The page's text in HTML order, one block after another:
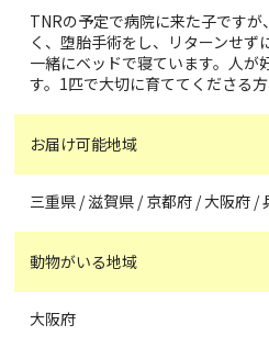
TNRの予定で病院に来た子です
く、堕胎手術をし、リターンせず
一緒にベッドで寝ています。人が
す。1匹で大切に育ててくださる
お届け可能地域
三重県 / 滋賀県 / 京都府 / 大阪府 /
動物がいる地域
大阪府